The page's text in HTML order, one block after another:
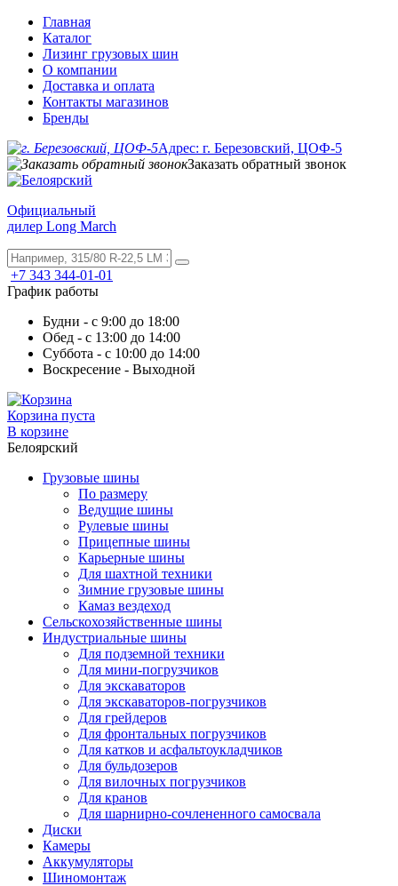
Главная
Каталог
Лизинг грузовых шин
О компании
Доставка и оплата
Контакты магазинов
Бренды
Адрес: г. Березовский, ЦОФ-5
Заказать обратный звонок
Официальный
дилер Long March
+7 343 344-01-01
График работы
Будни - с 9:00 до 18:00
Обед - с 13:00 до 14:00
Суббота - с 10:00 до 14:00
Воскресение - Выходной
Корзина пуста
В корзине
Белоярский
Грузовые шины
По размеру
Ведущие шины
Рулевые шины
Прицепные шины
Карьерные шины
Для шахтной техники
Зимние грузовые шины
Камаз вездеход
Сельскохозяйственные шины
Индустриальные шины
Для подземной техники
Для мини-погрузчиков
Для экскаваторов
Для экскаваторов-погрузчиков
Для грейдеров
Для фронтальных погрузчиков
Для катков и асфальтоукладчиков
Для бульдозеров
Для вилочных погрузчиков
Для кранов
Для шарнирно-сочлененного самосвала
Диски
Камеры
Аккумуляторы
Шиномонтаж